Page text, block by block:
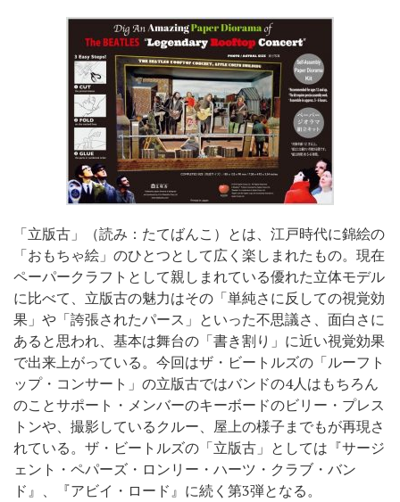
「立版古」（読み：たてばんこ）とは、江戸時代に錦絵の
「おもちゃ絵」のひとつとして広く楽しまれたもの。現在
ペーパークラフトとして親しまれている優れた立体モデル
に比べて、立版古の魅力はその「単純さに反しての視覚効
果」や「誇張されたパース」といった不思議さ、面白さに
あると思われ、基本は舞台の「書き割り」に近い視覚効果
で出来上がっている。今回はザ・ビートルズの「ルーフト
ップ・コンサート」の立版古ではバンドの4人はもちろん
のことサポート・メンバーのキーボードのビリー・プレス
トンや、撮影しているクルー、屋上の様子までもが再現さ
れている。ザ・ビートルズの「立版古」としては『サージ
ェント・ペパーズ・ロンリー・ハーツ・クラブ・バン
ド』、『アビイ・ロード』に続く第3弾となる。